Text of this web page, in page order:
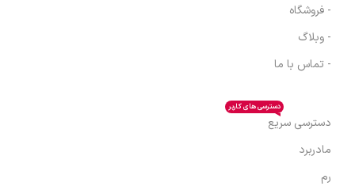
- فروشگاه
- وبلاگ
- تماس با ما
دسترسی سریع
دسترسی های کاربر
مادربرد
رم